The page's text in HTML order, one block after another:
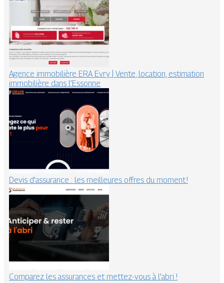
Agence immobilière ERA Evry | Vente, location, estimation
immobilière dans l’Essonne
Devis d’assurance : les meilleures offres du moment !
Comparez les assurances et mettez-vous à l’abri !